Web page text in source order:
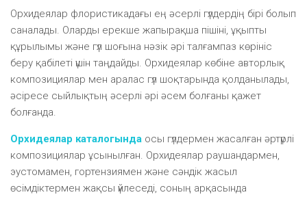
Орхидеялар флористикадағы ең әсерлі гүлдердің бірі болып
саналады. Оларды ерекше жапырақша пішіні, ұқыпты
құрылымы және гүл шоғына нәзік әрі талғампаз көрініс
беру қабілеті үшін таңдайды. Орхидеялар көбіне авторлық
композициялар мен аралас гүл шоқтарында қолданылады,
әсіресе сыйлықтың әсерлі әрі әсем болғаны қажет
болғанда.
Орхидеялар каталогында осы гүлдермен жасалған әртүрлі
композициялар ұсынылған. Орхидеялар раушандармен,
эустомамен, гортензиямен және сәндік жасыл
өсімдіктермен жақсы үйлеседі, соның арқасында